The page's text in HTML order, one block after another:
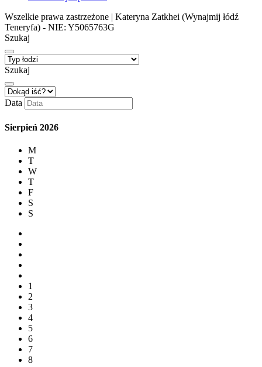
Wszelkie prawa zastrzeżone | Kateryna Zatkhei (Wynajmij łódź
Teneryfa) - NIE: Y5065763G
Szukaj
Szukaj
Data
Sierpień 2026
M
T
W
T
F
S
S
1
2
3
4
5
6
7
8